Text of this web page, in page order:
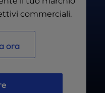
commerciali.
ora